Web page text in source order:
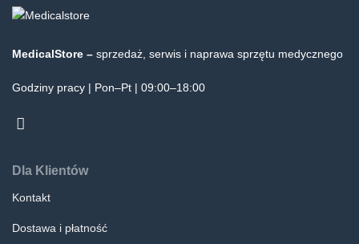
MedicalStore – sprzedaż, serwis i naprawa sprzętu medycznego
Godziny pracy | Pon–Pt | 09:00–18:00
Dla Klientów
Kontakt
Dostawa i płatność